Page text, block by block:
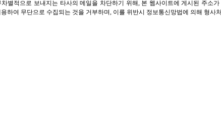
별적으로 보내지는 타사의 메일을 차단하기 위해, 본 웹사이트에 게시된 주소
하여 무단으로 수집되는 것을 거부하며, 이를 위반시 정보통신망법에 의해 형사